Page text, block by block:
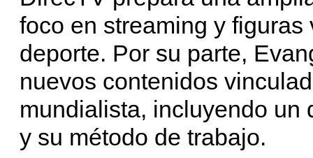
foco en streaming y
deporte. Por su parte,
nuevos contenidos
mundialista, incluyendo un
y su método de trabajo.